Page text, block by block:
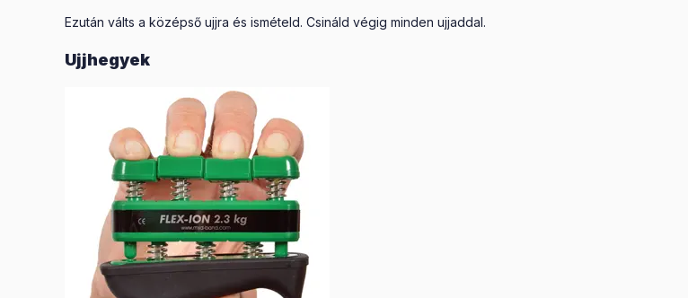
Ezután válts a középső ujjra és ismételd. Csináld végig minden ujjaddal.
Ujjhegyek